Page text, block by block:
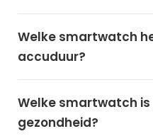
Welke smartwatch
accuduur?
Welke smartwatch
gezondheid?